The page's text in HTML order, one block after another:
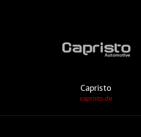
Capristo
capristo.de